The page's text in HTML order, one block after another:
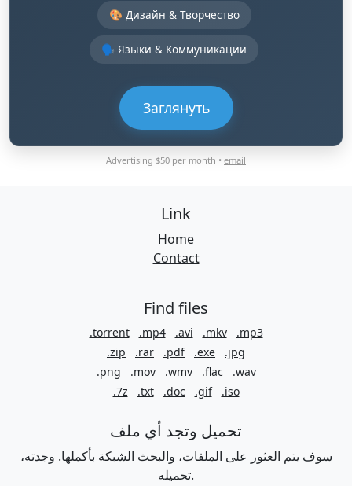
🎨 Дизайн & Творчество
🗣️ Языки & Коммуникации
Заглянуть
Advertising $50 per month • email
Link
Home
Contact
Find files
.torrent .mp4 .avi .mkv
.mp3
.zip
.rar .pdf .exe
.jpg
.png
.mov .wmv .flac
.wav
.7z
.txt .doc .gif .iso
تحميل وتجد أي ملف
سوف يتم العثور على الملفات، والبحث الشبكة بأكملها. وجدته،
تحميله.